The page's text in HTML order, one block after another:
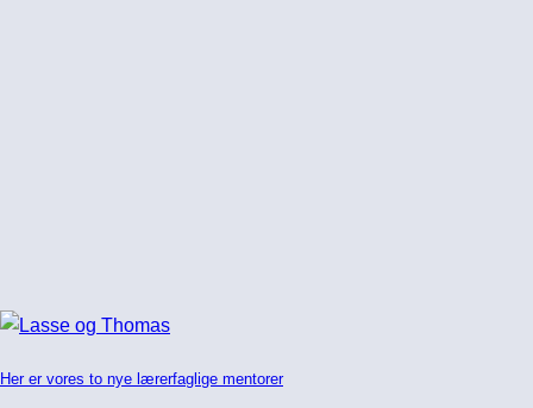
Her er vores to nye lærerfaglige mentorer